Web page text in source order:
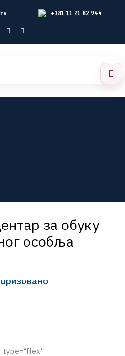
+381 11 21 82 944
за обуку
особља
type=“flex“